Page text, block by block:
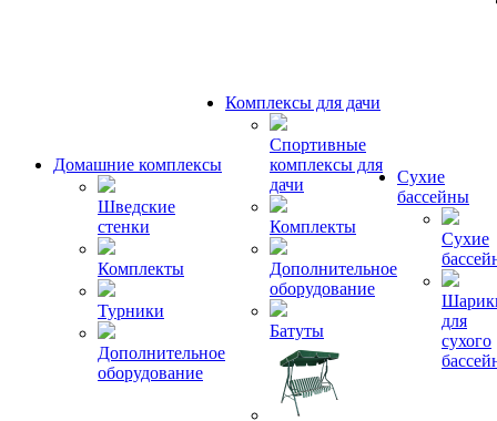
Домашние комплексы
Шведские
стенки
Комплекты
Турники
Дополнительное
оборудование
Комплексы для дачи
Спортивные
комплексы для
дачи
Комплекты
Дополнительное
оборудование
Батуты
Сухие
бассейны
Сухие
для
сухого